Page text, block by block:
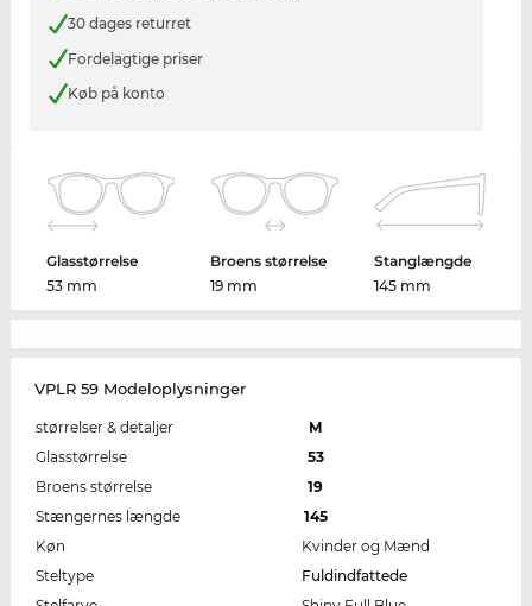
30 dages returret
Fordelagtige priser
Køb på konto
Glasstørrelse
53 mm
Broens størrelse
19 mm
Stanglængde
145 mm
VPLR 59 Modeloplysninger
størrelser & detaljer
M
Glasstørrelse
53
Broens størrelse
19
Stængernes længde
145
Køn
Kvinder og Mænd
Steltype
Fuldindfattede